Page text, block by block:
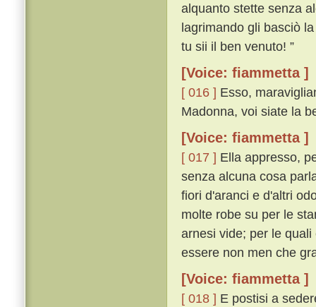
alquanto stette senza
lagrimando gli basciò
tu sii il ben venuto! ”
[Voice: fiammetta ]
[ 016 ] Esso,
Madonna, voi siate la
[Voice: fiammetta ]
[ 017 ] Ella appresso,
senza alcuna cosa
fiori d'aranci e d'altri
molte robe su per le
arnesi vide; per le
essere non men che
[Voice: fiammetta ]
[ 018 ] E postisi a